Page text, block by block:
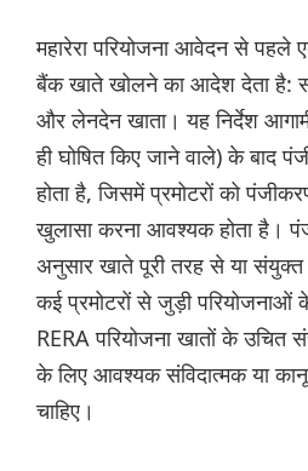
महारेरा परियोजना आवेदन से
बैंक खाते खोलने का आदेश देता है:
और लेनदेन खाता। यह निर्देश आगामी
ही घोषित किए जाने वाले) के बाद
होता है, जिसमें प्रमोटरों को
खुलासा करना आवश्यक होता है।
अनुसार खाते पूरी तरह से या
कई प्रमोटरों से जुड़ी परियोजनाओं
RERA परियोजना खातों के उचित
के लिए आवश्यक संविदात्मक या
चाहिए।